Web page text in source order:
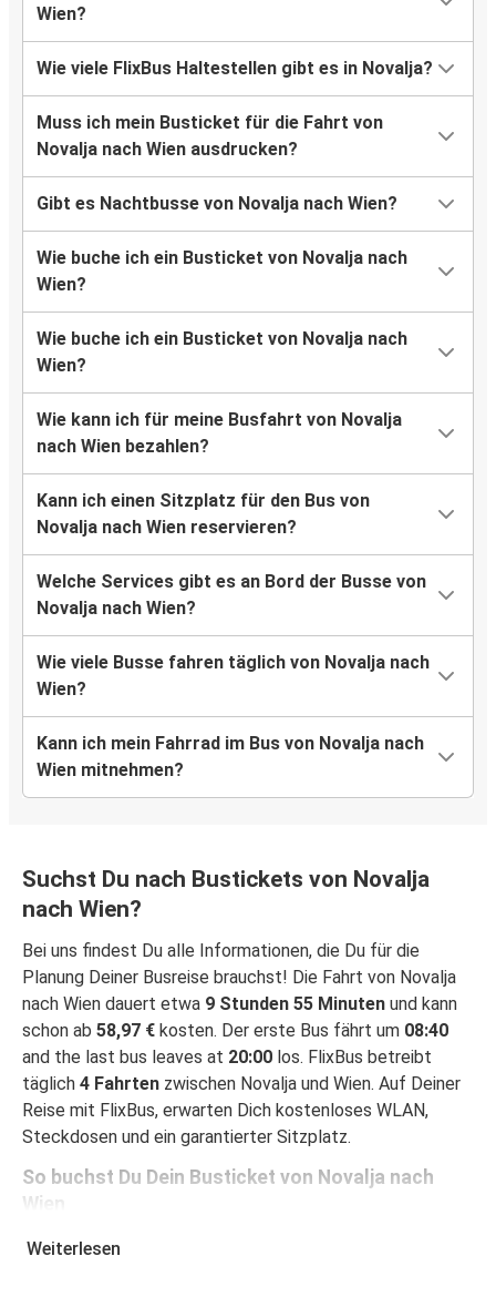
Wien?
Wie viele FlixBus Haltestellen gibt es in Novalja?
Muss ich mein Busticket für die Fahrt von
Novalja nach Wien ausdrucken?
Gibt es Nachtbusse von Novalja nach Wien?
Wie buche ich ein Busticket von Novalja nach
Wien?
Wie buche ich ein Busticket von Novalja nach
Wien?
Wie kann ich für meine Busfahrt von Novalja
nach Wien bezahlen?
Kann ich einen Sitzplatz für den Bus von
Novalja nach Wien reservieren?
Welche Services gibt es an Bord der Busse von
Novalja nach Wien?
Wie viele Busse fahren täglich von Novalja nach
Wien?
Kann ich mein Fahrrad im Bus von Novalja nach
Wien mitnehmen?
Suchst Du nach Bustickets von Novalja
nach Wien?
Bei uns findest Du alle Informationen, die Du für die
Planung Deiner Busreise brauchst! Die Fahrt von Novalja
nach Wien dauert etwa 9 Stunden 55 Minuten und kann
schon ab 58,97 € kosten. Der erste Bus fährt um 08:40
and the last bus leaves at 20:00 los. FlixBus betreibt
täglich 4 Fahrten zwischen Novalja und Wien. Auf Deiner
Reise mit FlixBus, erwarten Dich kostenloses WLAN,
Steckdosen und ein garantierter Sitzplatz.
So buchst Du Dein Busticket von Novalja nach
Wien
Ein Ticket bei FlixBus zu buchen ist ganz einfach einfach:
Weiterlesen